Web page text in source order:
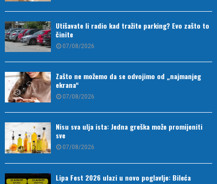
Utišavate li radio kad tražite parking? Evo zašto to
činite
07/08/2026
Zašto ne možemo da se odvojimo od „najmanjeg
ekrana“
07/08/2026
Nisu sva ulja ista: Jedna greška može promijeniti
sve
07/08/2026
Lipa Fest 2026 ulazi u novo poglavlje: Bileća